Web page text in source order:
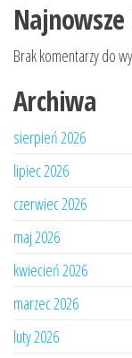
Brak komentarzy do
Archiwa
sierpień 2026
lipiec 2026
czerwiec 2026
maj 2026
kwiecień 2026
marzec 2026
luty 2026